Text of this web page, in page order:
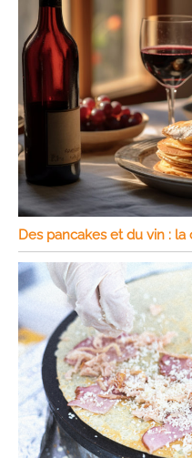
Des pancakes et du vin :